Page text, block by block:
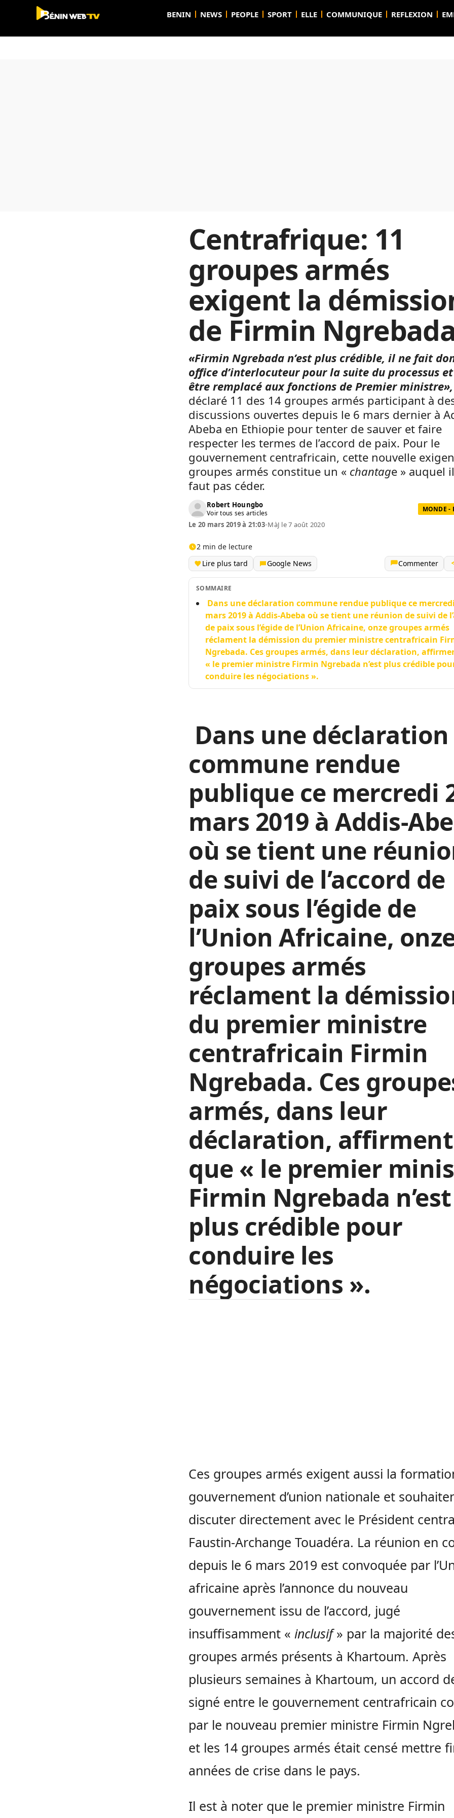
BENIN NEWS PEOPLE SPORT ELLE COMMUNIQUE REFLEXION
Centrafrique: 11
groupes armés
exigent la
de Firmin
«Firmin Ngrebada n’est plus crédible, il ne fait
office d’interlocuteur pour la suite du processus
être remplacé aux fonctions de Premier ministre»,
déclaré 11 des 14 groupes armés participant à
discussions ouvertes depuis le 6 mars dernier à
Abeba en Ethiopie pour tenter de sauver et faire
respecter les termes de l’accord de paix. Pour le
gouvernement centrafricain, cette nouvelle
groupes armés constitue un « chantage » auquel
faut pas céder.
Robert Houngbo
Voir tous ses articles MONDE -
Le 20 mars 2019 à 21:03•MàJ le 7 août 2020
2 min de lecture
Lire plus tard
Google News Commenter
SOMMAIRE
Dans une déclaration commune rendue publique ce
mars 2019 à Addis-Abeba où se tient une réunion de suivi de
de paix sous l’égide de l’Union Africaine, onze groupes armés
réclament la démission du premier ministre centrafricain
Ngrebada. Ces groupes armés, dans leur déclaration,
« le premier ministre Firmin Ngrebada n’est plus crédible
conduire les négociations ».
Dans une déclaration
commune rendue
publique ce mercredi
mars 2019 à Addis-
où se tient une
de suivi de l’accord de
paix sous l’égide de
l’Union Africaine,
groupes armés
réclament la
du premier ministre
centrafricain Firmin
Ngrebada. Ces
armés, dans leur
déclaration, affirment
que « le premier
Firmin Ngrebada n’est
plus crédible pour
conduire les
négociations ».
Ces groupes armés exigent aussi la
gouvernement d’union nationale et
discuter directement avec le Président
Faustin-Archange Touadéra. La réunion en
depuis le 6 mars 2019 est convoquée par
africaine après l’annonce du nouveau
gouvernement issu de l’accord, jugé
insuffisamment « inclusif» par la majorité
groupes armés présents à Khartoum. Après
plusieurs semaines à Khartoum, un accord
signé entre le gouvernement centrafricain
par le nouveau premier ministre Firmin
et les 14 groupes armés était censé mettre
années de crise dans le pays.
Il est à noter que le premier ministre Firmin